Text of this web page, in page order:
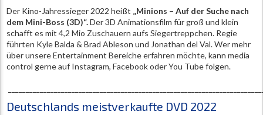
Der Kino-Jahressieger 2022 heißt „Minions – Auf der Suche nach
dem Mini-Boss (3D)“.Der 3D Animationsfilm für groß und klein
schafft es mit 4,2 Mio Zuschauern aufs Siegertreppchen. Regie
führten Kyle Balda & Brad Ableson und Jonathan del Val. Wer mehr
über unsere Entertainment Bereiche erfahren möchte, kann media
control gerne auf Instagram, Facebook oder You Tube folgen.
Deutschlands meistverkaufte DVD 2022